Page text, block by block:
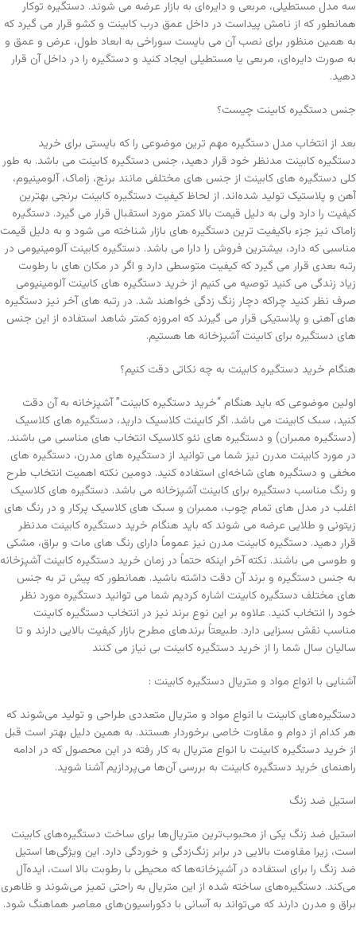
سه مدل مستطیلی، مربعی و دایره‌ای به بازار عرضه می شوند. دستگیره توکار
همانطور که از نامش پیداست در داخل عمق درب کابینت و کشو قرار می گیرد که
به همین منظور برای نصب آن می بایست سوراخی به ابعاد طول، عرض و عمق و
به صورت دایره‌ای، مربعی یا مستطیلی ایجاد کنید و دستگیره را در داخل آن قرار
دهید.
جنس دستگیره کابینت چیست؟
بعد از انتخاب مدل دستگیره مهم ترین موضوعی را که بایستی برای خرید
دستگیره کابینت مدنظر خود قرار دهید، جنس دستگیره کابینت می باشد. به طور
کلی دستگیره های کابینت از جنس های مختلفی مانند برنج، زاماک، آلومینیوم،
آهن و پلاستیک تولید شده‌اند. از لحاظ کیفیت دستگیره کابینت برنجی بهترین
کیفیت را دارد ولی به دلیل قیمت بالا کمتر مورد استقبال قرار می گیرد. دستگیره
زاماک نیز جزء باکیفیت ترین دستگیره های بازار شناخته می شود و به دلیل قیمت
مناسبی که دارد، بیشترین فروش را دارا می باشد. دستگیره کابینت آلومینیومی در
رتبه بعدی قرار می گیرد که کیفیت متوسطی دارد و اگر در مکان های با رطوبت
زیاد زندگی می کنید توصیه می کنیم از خرید دستگیره های کابینت آلومینیومی
صرف نظر کنید چراکه دچار زنگ زدگی خواهند شد. در رتبه های آخر نیز دستگیره
های آهنی و پلاستیکی قرار می گیرند که امروزه کمتر شاهد استفاده از این جنس
های دستگیره برای کابینت آشپزخانه ها هستیم.
هنگام خرید دستگیره کابینت به چه نکاتی دقت کنیم؟
اولین موضوعی که باید هنگام “خرید دستگیره کابینت” آشپزخانه به آن دقت
کنید، سبک کابینت می باشد. اگر کابینت کلاسیک دارید، دستگیره های کلاسیک
(دستگیره ممبران) و دستگیره های نئو کلاسیک انتخاب های مناسبی می باشند.
در مورد کابینت مدرن نیز شما می توانید از دستگیره های مدرن، دستگیره های
مخفی و دستگیره های شاخه‌ای استفاده کنید. دومین نکته اهمیت انتخاب طرح
و رنگ مناسب دستگیره برای کابینت آشپزخانه می باشد. دستگیره های کلاسیک
اغلب در مدل های تمام چوب، ممبران و سبک های کلاسیک پرکار و در رنگ های
زیتونی و طلایی عرضه می شوند که باید هنگام خرید دستگیره کابینت مدنظر
قرار دهید. دستگیره کابینت مدرن نیز عموماً دارای رنگ های مات و براق، مشکی
و طوسی می باشند. نکته آخر اینکه حتماً در زمان خرید دستگیره کابینت آشپزخانه
به جنس دستگیره و برند آن دقت داشته باشید. همانطور که پیش تر به جنس
های مختلف دستگیره کابینت اشاره کردیم شما می توانید دستگیره مورد نظر
خود را انتخاب کنید. علاوه بر این نوع برند نیز در انتخاب دستگیره کابینت
مناسب نقش بسزایی دارد. طبیعتاً برندهای مطرح بازار کیفیت بالایی دارند و تا
سالیان سال شما را از خرید دستگیره کابینت بی نیاز می کنند
آشنایی با انواع مواد و متریال‌ دستگیره کابینت :
دستگیره‌های کابینت با انواع مواد و متریال متعددی طراحی و تولید می‌شوند که
هر کدام از دوام و مقاوت خاصی برخوردار هستند. به همین دلیل بهتر است قبل
از خرید دستگیره کابینت با انواع متریال به کار رفته در این محصول که در ادامه
راهنمای خرید دستگیره کابینت به بررسی آن‌ها می‌پردازیم آشنا شوید.
استیل ضد زنگ
استیل ضد زنگ یکی از محبوب‌ترین متریال‌ها برای ساخت دستگیره‌های کابینت
است، زیرا مقاومت بالایی در برابر زنگ‌زدگی و خوردگی دارد. این ویژگی‌ها استیل
ضد زنگ را برای استفاده در آشپزخانه‌ها که محیطی با رطوبت بالا است، ایده‌آل
می‌کند. دستگیره‌های ساخته شده از این متریال به راحتی تمیز می‌شوند و ظاهری
براق و مدرن دارند که می‌تواند به آسانی با دکوراسیون‌های معاصر هماهنگ شود.